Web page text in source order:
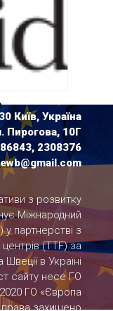
Київ, Україна
Пирогова, 10Г
2308376
з розвитку
Міжнародний
партнерстві з
(TTF) за
в Україні
сайту несе ГО
ГО «Європа
права захищено